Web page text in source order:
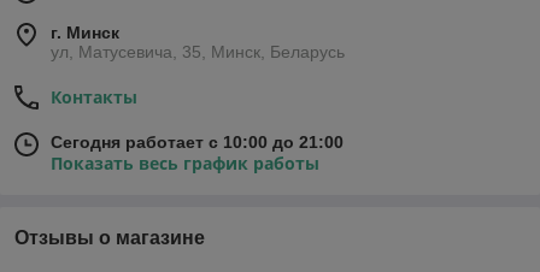
г. Минск
ул, Матусевича, 35, Минск, Беларусь
Контакты
Сегодня работает с 10:00 до 21:00
Показать весь график работы
Отзывы о магазине